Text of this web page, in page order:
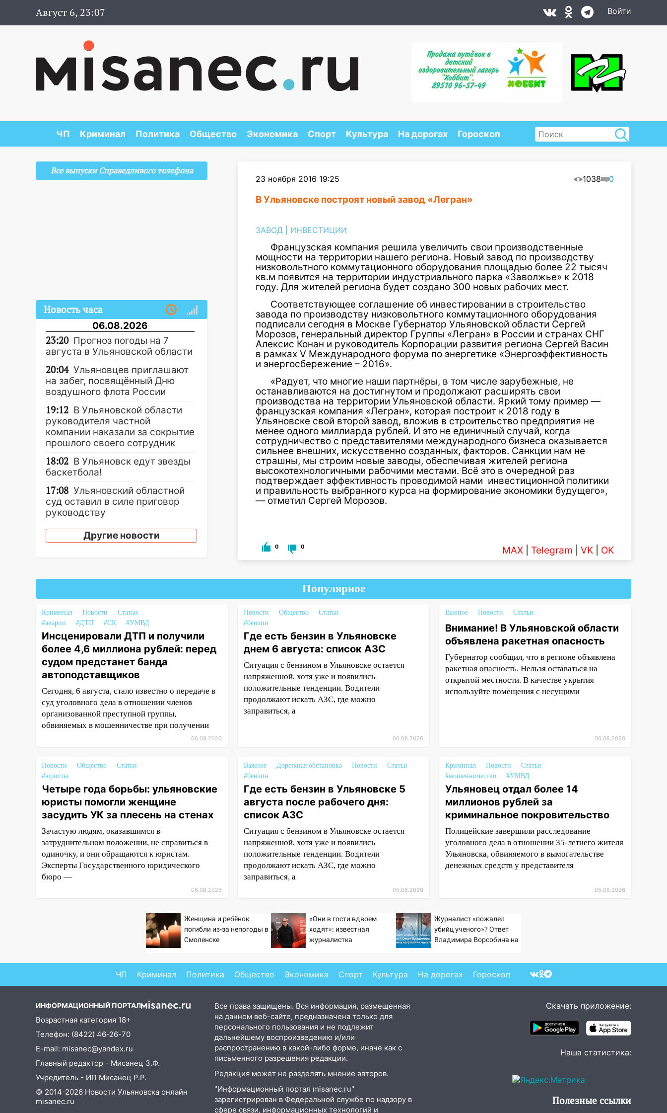
Август 6, 23:07 Войти
ЧП Криминал Политика Общество Экономика Спорт Культура На дорогах Гороскоп
23 ноября 2016 19:25 1038 0
В Ульяновске построят новый завод «Легран»
ЗАВОД ИНВЕСТИЦИИ
Французская компания решила увеличить свои производственные
мощности на территории нашего региона. Новый завод по производству
низковольтного коммутационного оборудования площадью более 22 тысяч
кв.м появится на территории индустриального парка «Заволжье» к 2018
году. Для жителей региона будет создано 300 новых рабочих мест.
Соответствующее соглашение об инвестировании в строительство
завода по производству низковольтного коммутационного оборудования
подписали сегодня в Москве Губернатор Ульяновской области Сергей
Морозов, генеральный директор Группы «Легран» в России и странах СНГ
Алексис Конан и руководитель Корпорации развития региона Сергей Васин
в рамках V Международного форума по энергетике «Энергоэффективность
и энергосбережение – 2016».
«Радует, что многие наши партнёры, в том числе зарубежные, не
останавливаются на достигнутом и продолжают расширять свои
производства на территории Ульяновской области. Яркий тому пример —
французская компания «Легран», которая построит к 2018 году в
Ульяновске свой второй завод, вложив в строительство предприятия не
менее одного миллиарда рублей. И это не единичный случай, когда
сотрудничество с представителями международного бизнеса оказывается
сильнее внешних, искусственно созданных, факторов. Санкции нам не
страшны, мы строим новые заводы, обеспечивая жителей региона
высокотехнологичными рабочими местами. Всё это в очередной раз
подтверждает эффективность проводимой нами инвестиционной политики
и правильность выбранного курса на формирование экономики будущего»,
— отметил Сергей Морозов.
0 0 MAX Telegram VK OK
Все выпуски Справедливого телефона
Новость часа
06.08.2026
23:20 Прогноз погоды на 7
августа в Ульяновской области
20:04 Ульяновцев приглашают
на забег, посвящённый Дню
воздушного флота России
19:12 В Ульяновской области
руководителя частной
компании наказали за сокрытие
прошлого своего сотрудник
18:02 В Ульяновск едут звезды
баскетбола!
17:08 Ульяновский областной
суд оставил в силе приговор
руководству
махинации на 3,2 млн рублей
убрали более 28% площадей
зерновых и зернобобовых
культур
15:51 Бросила кирпич в жену
брата: в Ульяновской области
завели дело на агрессивную
женщину
15:47 На улице Радищева
сбили курьера: крупная авария
в Ульяновске
женщины оказался
рецидивистом
14:26 В Ульяновске ограничат
движение по улице Ефремова
14:23 67% ульяновцев готовы
передумать увольняться, если
им повысят зарплату
14:01 Инсценировали ДТП и
получили более 4,6 миллиона
В Инзе произошел
репутацию мужчины, которого
необоснованно обвиняли в
животными
12:28 Миллион на «льготниках»:
в Ульяновской области
схему с чужими проездными
Ульяновский алиментщик
накопил 120 тысяч долга
11:49 Снят режим «Ракетная
Другие новости
Популярное
Криминал Новости
Статьи
#аварии
#ДТП #СК #УМВД
Инсценировали ДТП и получили
более 4,6 миллиона рублей: перед
судом предстанет банда
автоподставщиков
Сегодня, 6 августа, стало известно о передаче в
суд уголовного дела в отношении членов
организованной преступной группы,
обвиняемых в мошенничестве при получении
06.08.2026
Новости Общество
Статьи
#бензин
Где есть бензин в Ульяновске
днем 6 августа: список АЗС
Ситуация с бензином в Ульяновске остается
напряженной, хотя уже и появились
положительные тенденции. Водители
продолжают искать АЗС, где можно
заправиться, а
06.08.2026
Важное Новости Статьи
Внимание! В Ульяновской области
объявлена ракетная опасность
Губернатор сообщил, что в регионе объявлена
ракетная опасность. Нельзя оставаться на
открытой местности. В качестве укрытия
используйте помещения с несущими
06.08.2026
Новости Общество
Статьи
#юристы
Четыре года борьбы: ульяновские
юристы помогли женщине
засудить УК за плесень на стенах
Зачастую людям, оказавшимся в
затруднительном положении, не справиться в
одиночку, и они обращаются к юристам.
Эксперты Государственного юридического
бюро —
06.08.2026
Важное Дорожная обстановка Новости
Статьи
#бензин
Где есть бензин в Ульяновске 5
августа после рабочего дня:
список АЗС
Ситуация с бензином в Ульяновске остается
напряженной, хотя уже и появились
положительные тенденции. Водители
продолжают искать АЗС, где можно
заправиться, а
05.08.2026
Криминал Новости
Статьи
#мошенничество
#УМВД
Ульяновец отдал более 14
миллионов рублей за
криминальное покровительство
Полицейские завершили расследование
уголовного дела в отношении 35-летнего жителя
Ульяновска, обвиняемого в вымогательстве
денежных средств у представителя
05.08.2026
Женщина и ребёнок
погибли из-за непогоды в
Смоленске
«Они в гости вдвоем
ходят»: известная
журналистка
Журналист «пожалел
убийц ученого»? Ответ
Владимира Ворсобина на
ЧП Криминал Политика Общество Экономика Спорт Культура На дорогах Гороскоп
ИНФОРМАЦИОННЫЙ ПОРТАЛ
Возрастная категория 18+
Телефон: (8422) 46-26-70
E-mail: misanec@yandex.ru
Главный редактор - Мисанец З.Ф.
Учредитель - ИП Мисанец Р.Р.
© 2014-2026 Новости Ульяновска онлайн
misanec.ru
Все права защищены. Вся информация, размещенная
на данном веб-сайте, предназначена только для
персонального пользования и не подлежит
дальнейшему воспроизведению и/или
распространению в какой-либо форме, иначе как с
письменного разрешения редакции.
Редакция может не разделять мнение авторов.
"Информационный портал misanec.ru"
зарегистрирован в Федеральной службе по надзору в
сфере связи, информационных технологий и
Скачать приложение:
Наша статистика:
Полезные ссылки